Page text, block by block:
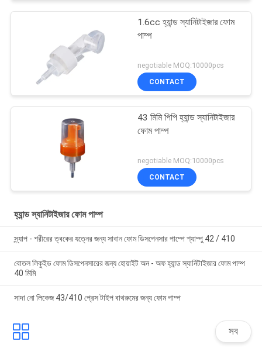
1.6cc হ্যান্ড স্যানিটাইজার ফোম
পাম্প
negotiable MOQ:10000pcs
CONTACT
43 মিমি পিপি হ্যান্ড স্যানিটাইজার
ফোম পাম্প
negotiable MOQ:10000pcs
CONTACT
হ্যান্ড স্যানিটাইজার ফোম পাম্প
স্ন্যাপ - শরীরের ত্বকের যত্নের জন্য সাবান ফোম ডিসপেনসার পাম্পে শ্যাম্পু 42 / 410
বোতল লিকুইড ফোম ডিসপেনসারের জন্য হোয়াইট অন - অফ হ্যান্ড স্যানিটাইজার ফোম পাম্প
40 মিমি
সাদা নো লিকেজ 43/410 প্রেস টাইপ বাথরুমের জন্য ফোম পাম্প
সব